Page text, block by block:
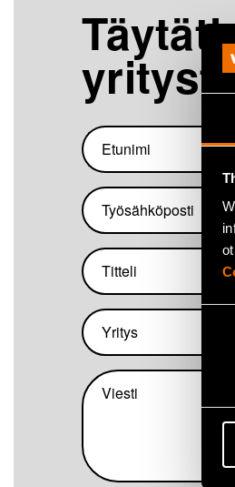
Etunimi
Työsähköposti
Titteli
Yritys
Viesti